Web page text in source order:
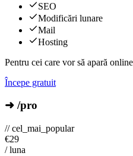
SEO
Modificări lunare
Mail
Hosting
Pentru cei care vor să apară
Începe gratuit
➜ /pro
// cel_mai_popular
€29
/ luna